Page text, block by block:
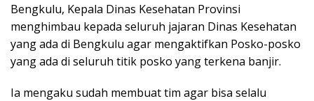
Bengkulu, Kepala Dinas Kesehatan Provinsi
menghimbau kepada seluruh jajaran Dinas Kesehatan
yang ada di Bengkulu agar mengaktifkan Posko-posko
yang ada di seluruh titik posko yang terkena banjir.
Ia mengaku sudah membuat tim agar bisa selalu